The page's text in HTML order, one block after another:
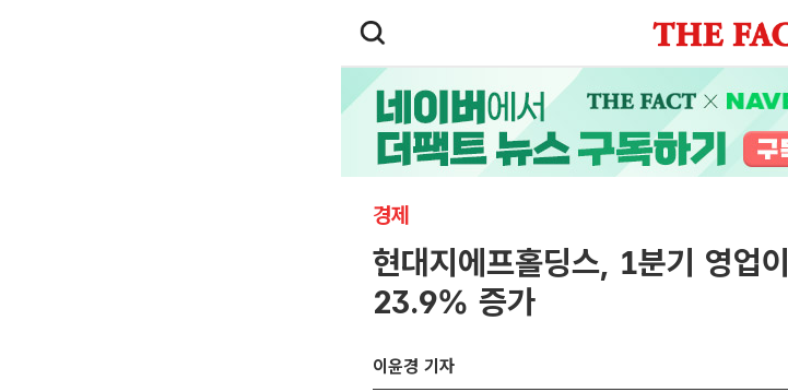
경제
현대지에프홀딩스, 1분기 영업
23.9% 증가
이윤경 기자